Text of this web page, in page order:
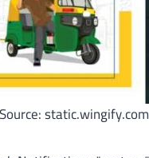
Source: static.wingify.com